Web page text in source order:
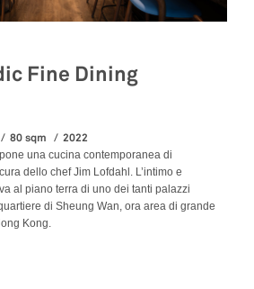
Fine Dining
80 sqm 2022
una cucina contemporanea di
dello chef Jim Lofdahl. L’intimo e
al piano terra di uno dei tanti palazzi
di Sheung Wan, ora area di grande
Kong.